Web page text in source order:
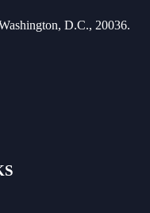
D.C., 20036.